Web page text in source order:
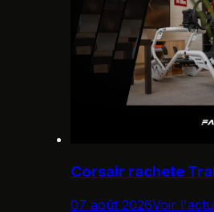
Corsair rachete
07 août 2026Voir